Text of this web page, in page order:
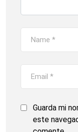
Guarda mi
este